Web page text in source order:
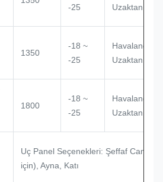
-25 Uzaktan
1350
-18 ~
-25
Uzaktan
1800
-18 ~
-25
Uzaktan
Uç Panel Seçenekleri: Şeffaf Cam
için), Ayna, Katı